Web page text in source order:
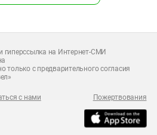
на Интернет-СМИ
с предварительного согласия
с нами Пожертвования